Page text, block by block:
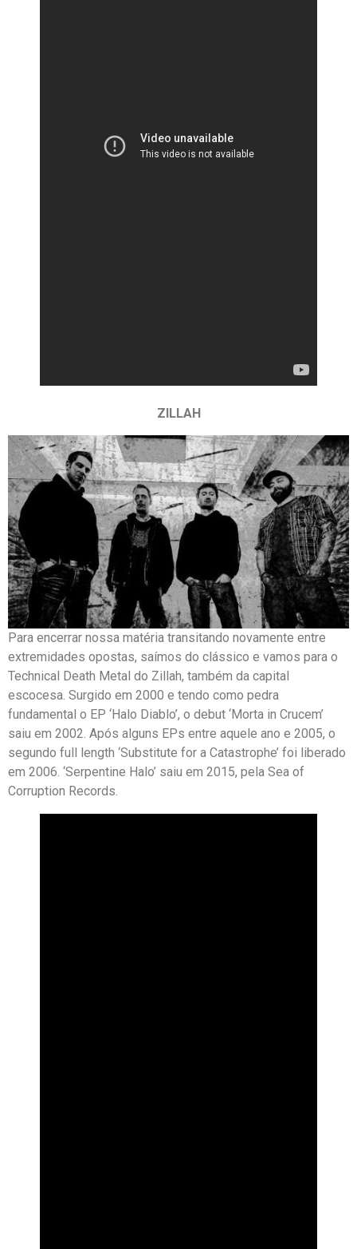
ZILLAH
Para encerrar nossa matéria transitando novamente entre
extremidades opostas, saímos do clássico e vamos para o
Technical Death Metal do Zillah, também da capital
escocesa. Surgido em 2000 e tendo como pedra
fundamental o EP ‘Halo Diablo’, o debut ‘Morta in Crucem’
saiu em 2002. Após alguns EPs entre aquele ano e 2005, o
segundo full length ‘Substitute for a Catastrophe’ foi liberado
em 2006. ‘Serpentine Halo’ saiu em 2015, pela Sea of
Corruption Records.